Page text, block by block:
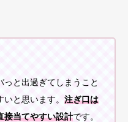
と出過ぎてしまうこと
と思います。 注ぎ口は
接当てやすい設計です。